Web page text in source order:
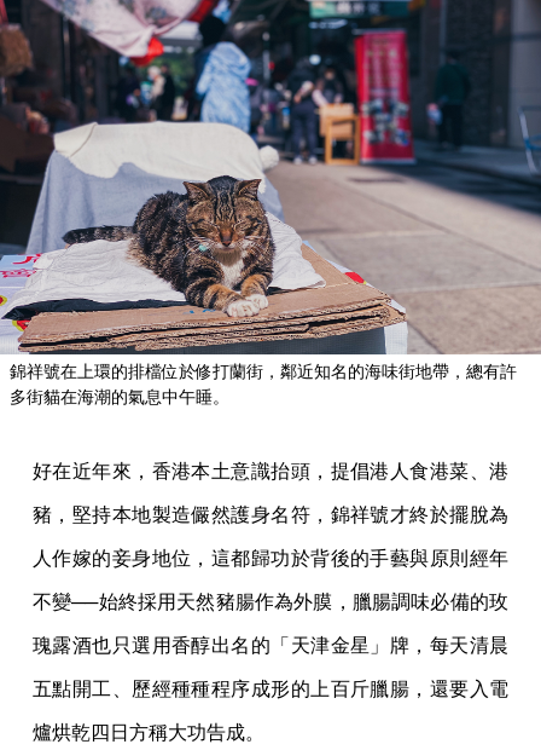
錦祥號在上環的排檔位於修打蘭街，鄰近知名的海味街地帶，總有許
多街貓在海潮的氣息中午睡。
好在近年來，香港本土意識抬頭，提倡港人食港菜、港
豬，堅持本地製造儼然護身名符，錦祥號才終於擺脫為
人作嫁的妾身地位，這都歸功於背後的手藝與原則經年
不變──始終採用天然豬腸作為外膜，臘腸調味必備的玫
瑰露酒也只選用香醇出名的「天津金星」牌，每天清晨
五點開工、歷經種種程序成形的上百斤臘腸，還要入電
爐烘乾四日方稱大功告成。